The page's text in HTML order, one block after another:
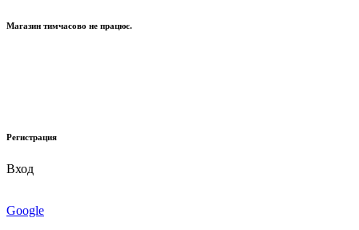
Магазин тимчасово не працює.
Регистрация
Вход
Google